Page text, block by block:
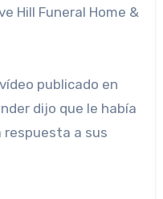
Hill Funeral Home &
publicado en
dijo que le había
respuesta a sus